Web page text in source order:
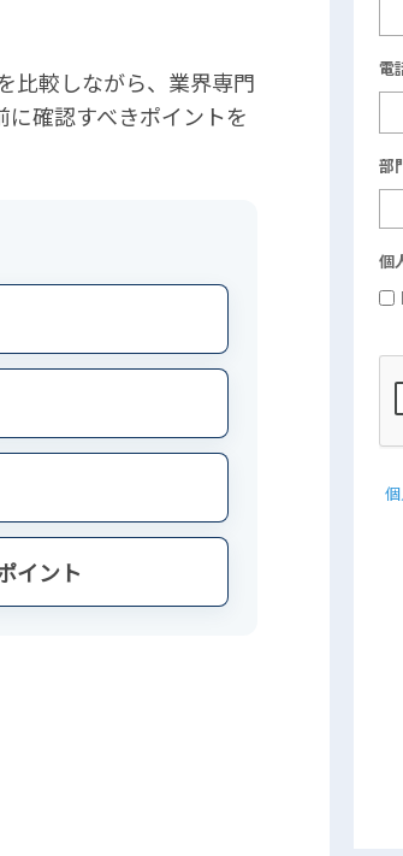
比較しながら、業界専門
確認すべきポイントを
イント